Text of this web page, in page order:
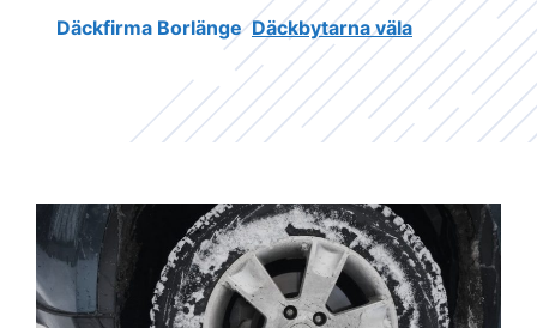
Däckfirma Borlänge Däckbytarna väla